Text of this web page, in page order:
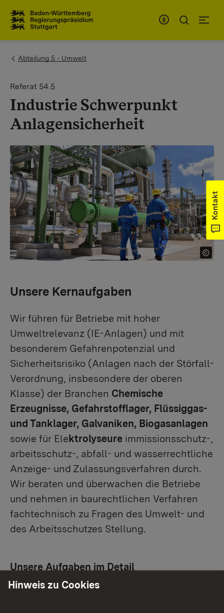
You are here:
Abteilung 5 - Umwelt
Referat 54.5
Industrie Schwerpunkt
Anlagensicherheit
Unsere Kernaufgaben
Wir führen für Betriebe mit hoher
Umweltrelevanz (IE-Anlagen) und mit
besonderem Gefahrenpotenzial und
Sicherheitsrisiko (Anlagen nach der Störfall-
Verordnung, insbesondere der oberen
Klasse) der Branchen Chemische
Erzeugnisse, Gefahrstofflager, Flüssiggas-
und Tanklager, Galvaniken, Biogasanlagen
sowie für Elektrolyseure immissionsschutz-,
arbeitsschutz-, abfall- und wasserrechtliche
Anzeige- und Zulassungsverfahren durch.
Wir beraten und überwachen die Betriebe
und nehmen in baurechtlichen Verfahren
fachtechnisch zu Fragen des Umwelt- und
des Arbeitsschutzes Stellung.
Unsere Aufgaben im Detail
Beratung der unteren Arbeits- und
Kontakt
Hinweis zu Cookies